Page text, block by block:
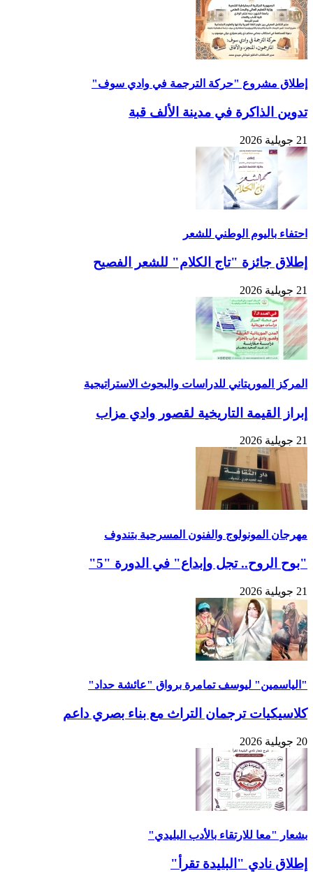
إطلاق مشروع "حركة الترجمة في وادي سوف"
تدوين الذاكرة في مدينة الألف قبة
21 جويلية 2026
احتفاء باليوم الوطني للشعر
إطلاق جائزة "تاج الكلام" للشعر الفصيح
21 جويلية 2026
المركز الموريتاني للدراسات والبحوث الاستراتيجية
إبراز القيمة التاريخية لقصور وادي مزاب
21 جويلية 2026
مهرجان المونولوج والفنون المسرحية بتندوف
"بوح الروح.. تجل وإبداع" في الدورة "5"
21 جويلية 2026
"الياسمين" ليوسف تمامرة برواق "عائشة حداد"
كلاسيكيات ترجمان التراث مع بناء بصري داعم
20 جويلية 2026
بشعار "معا للارتقاء بالأدب البليدي"
إطلاق نادي "البليدة تقرأ"